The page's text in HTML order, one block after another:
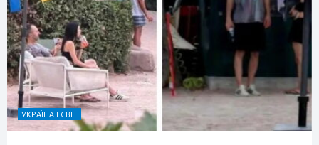
УКРАЇНА І СВІТ